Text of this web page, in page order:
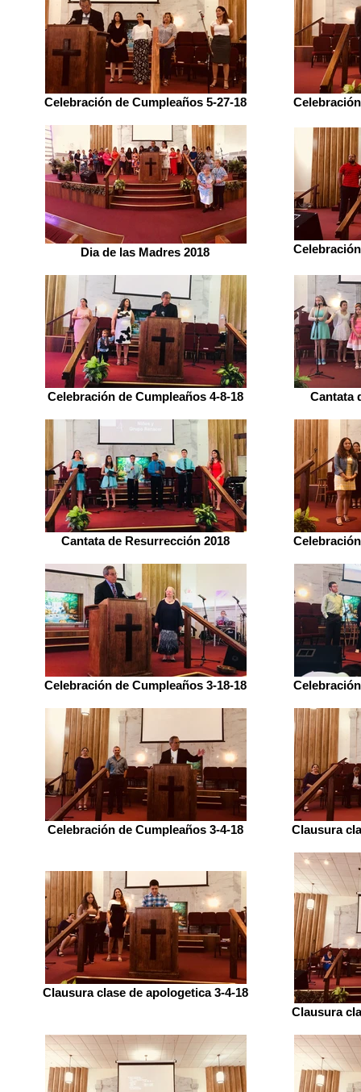
Celebración de Cumpleaños 5-27-18
Dia de las Madres 2018
Celebración de Cumpleaños 4-8-18 Cantata
Cantata de Resurrección 2018
Celebración de Cumpleaños 3-18-18
Celebración de Cumpleaños 3-4-18 Clausura
Clausura clase de apologetica 3-4-18
Clausura